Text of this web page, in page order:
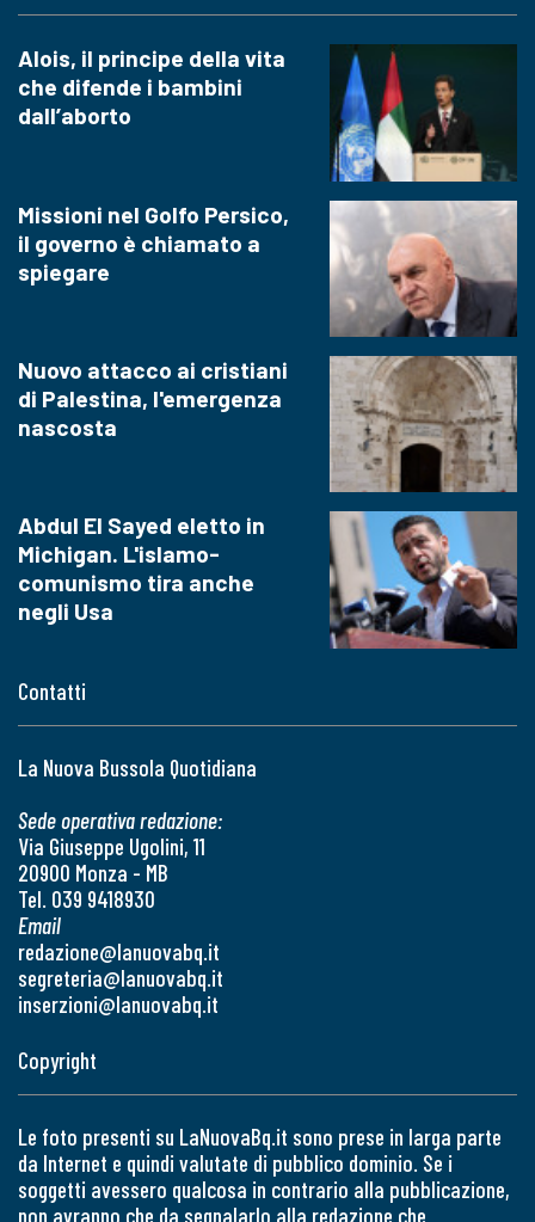
Contatti
La Nuova Bussola Quotidiana
Sede operativa redazione:
Via Giuseppe Ugolini, 11
20900 Monza - MB
Tel. 039 9418930
Email
redazione@lanuovabq.it
segreteria@lanuovabq.it
inserzioni@lanuovabq.it
Alois, il principe della vita
che difende i bambini
dall’aborto
Missioni nel Golfo Persico,
il governo è chiamato a
spiegare
Nuovo attacco ai cristiani
di Palestina, l'emergenza
nascosta
Abdul El Sayed eletto in
Michigan. L'islamo-
comunismo tira anche
negli Usa
Copyright
Le foto presenti su LaNuovaBq.it sono prese in larga parte
da Internet e quindi valutate di pubblico dominio. Se i
soggetti avessero qualcosa in contrario alla pubblicazione,
non avranno che da segnalarlo alla redazione che